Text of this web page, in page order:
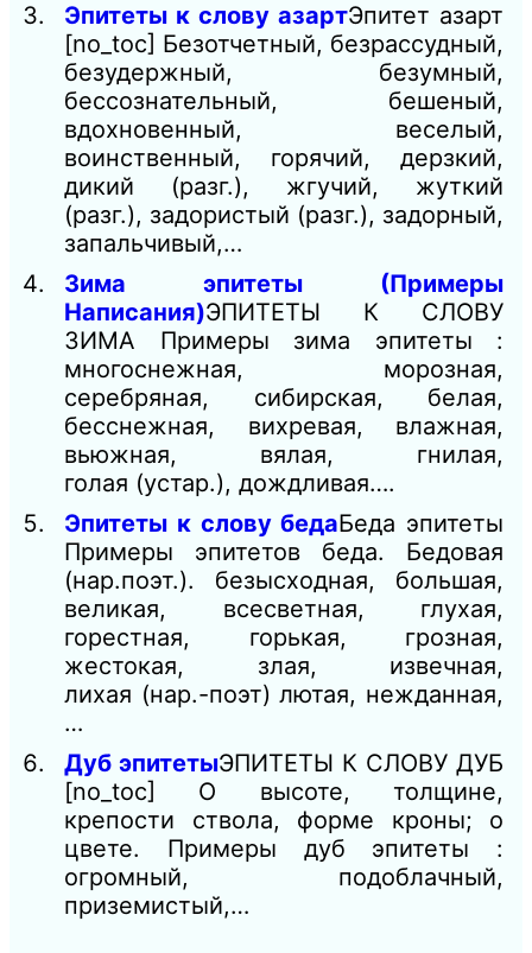
Эпитеты к слову азартЭпитет азарт
[no_toc] Безотчетный, безрассудный,
безудержный, безумный,
бессознательный, бешеный,
вдохновенный, веселый,
воинственный, горячий, дерзкий,
дикий (разг.), жгучий, жуткий
(разг.), задористый (разг.), задорный,
запальчивый,…
Зима эпитеты (Примеры
Написания)ЭПИТЕТЫ К СЛОВУ
ЗИМА Примеры зима эпитеты :
многоснежная, морозная,
серебряная, сибирская, белая,
бесснежная, вихревая, влажная,
вьюжная, вялая, гнилая,
голая (устар.), дождливая….
Эпитеты к слову бедаБеда эпитеты
Примеры эпитетов беда. Бедовая
(нар.поэт.). безысходная, большая,
великая, всесветная, глухая,
горестная, горькая, грозная,
жестокая, злая, извечная,
лихая (нар.-поэт) лютая, нежданная,
…
Дуб эпитетыЭПИТЕТЫ К СЛОВУ ДУБ
[no_toc] О высоте, толщине,
крепости ствола, форме кроны; о
цвете. Примеры дуб эпитеты :
огромный, подоблачный,
приземистый,…